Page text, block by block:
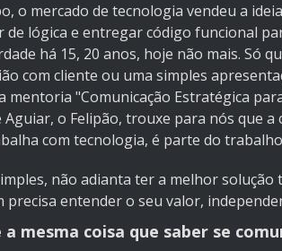
o mercado de tecnologia vendeu a
de lógica e entregar código funcional
há 15, 20 anos, hoje não mais. Só
com cliente ou uma simples
mentoria "Comunicação Estratégica
o Felipão, trouxe para nós que a
com tecnologia, é parte do
não adianta ter a melhor solução
entender o seu valor,
mesma coisa que saber se